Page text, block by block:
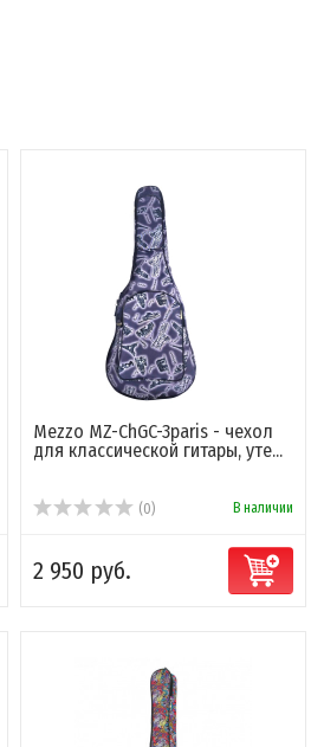
Mezzo MZ-ChGC-3paris - чехол
для классической гитары, уте...
(0) В наличии
2 950 руб.